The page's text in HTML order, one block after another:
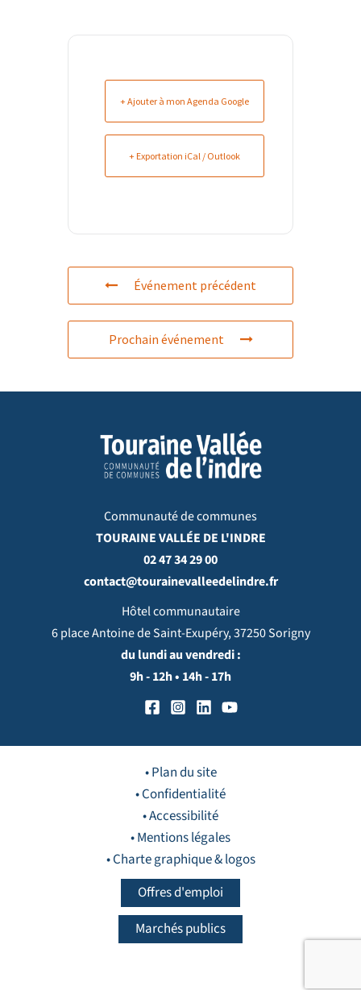
+ Ajouter à mon Agenda Google
+ Exportation iCal / Outlook
Événement précédent
Prochain événement
Communauté de communes
TOURAINE VALLÉE DE L'INDRE
02 47 34 29 00
contact@tourainevalleedelindre.fr
Hôtel communautaire
6 place Antoine de Saint-Exupéry, 37250 Sorigny
du lundi au vendredi :
9h - 12h • 14h - 17h
• Plan du site
• Confidentialité
• Accessibilité
• Mentions légales
• Charte graphique & logos
Offres d'emploi
Marchés publics